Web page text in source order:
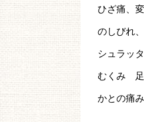
ひざ痛、
のしびれ
シュラッ
むくみ 足
かとの痛